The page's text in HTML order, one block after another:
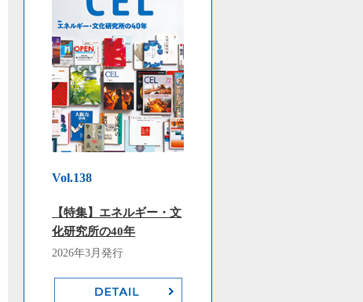
Vol.138
【特集】エネルギー・文
化研究所の40年
2026年3月発行